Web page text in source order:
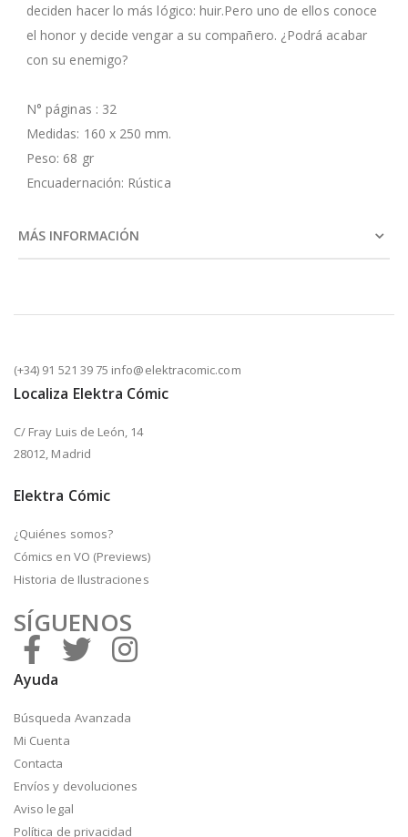
deciden hacer lo más lógico: huir.Pero uno de ellos conoce
el honor y decide vengar a su compañero. ¿Podrá acabar
con su enemigo?
N° páginas : 32
Medidas: 160 x 250 mm.
Peso: 68 gr
Encuadernación: Rústica
MÁS INFORMACIÓN
(+34) 91 521 39 75 info@elektracomic.com
Localiza Elektra Cómic
C/ Fray Luis de León, 14
28012, Madrid
Elektra Cómic
¿Quiénes somos?
Cómics en VO (Previews)
Historia de Ilustraciones
SÍGUENOS
Ayuda
Búsqueda Avanzada
Mi Cuenta
Contacta
Envíos y devoluciones
Aviso legal
Política de privacidad